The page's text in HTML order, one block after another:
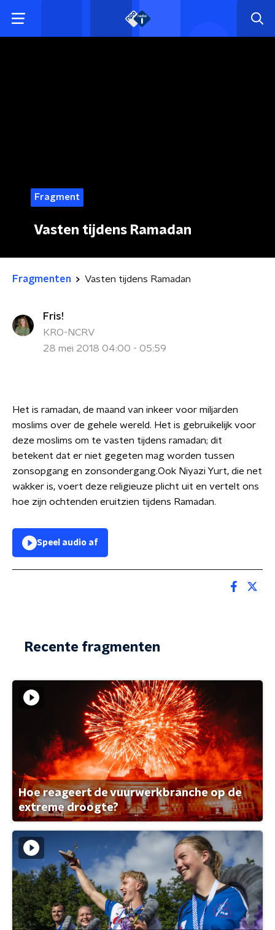
Fragment
Vasten tijdens Ramadan
Fragmenten Vasten tijdens Ramadan
Fris!
KRO-NCRV
28 mei 2018 04:00 - 05:59
Het is ramadan, de maand van inkeer voor miljarden
moslims over de gehele wereld. Het is gebruikelijk voor
deze moslims om te vasten tijdens ramadan; dit
betekent dat er niet gegeten mag worden tussen
zonsopgang en zonsondergang.Ook Niyazi Yurt, die net
wakker is, voert deze religieuze plicht uit en vertelt ons
hoe zijn ochtenden eruitzien tijdens Ramadan.
Speel audio af
Recente fragmenten
Hoe reageert de vuurwerkbranche op de
extreme droogte?